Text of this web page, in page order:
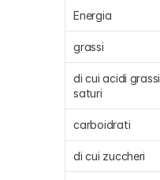
Energia
grassi
di cui acidi grassi
saturi
carboidrati
di cui zuccheri